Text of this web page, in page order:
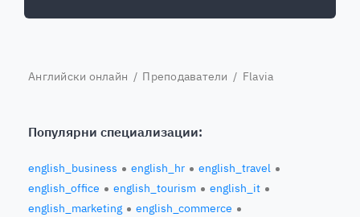
Английски онлайн / Преподаватели / Flavia
Популярни специализации:
english_business english_hr
english_travel
english_office
english_tourism
english_it
english_marketing
english_commerce